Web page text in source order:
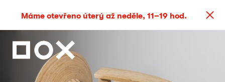
Máme otevřeno úterý až neděle, 11–19 hod.